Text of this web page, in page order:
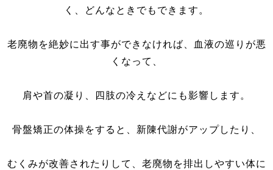
く、どんなときでもできます。
老廃物を絶妙に出す事ができなければ、血液の巡りが悪
くなって、
肩や首の凝り、四肢の冷えなどにも影響します。
骨盤矯正の体操をすると、新陳代謝がアップしたり、
むくみが改善されたりして、老廃物を排出しやすい体に